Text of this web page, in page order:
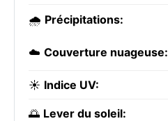
🌧️ Précipitations:
☁️ Couverture nuageuse:
☀️ Indice UV:
🌅 Lever du soleil: